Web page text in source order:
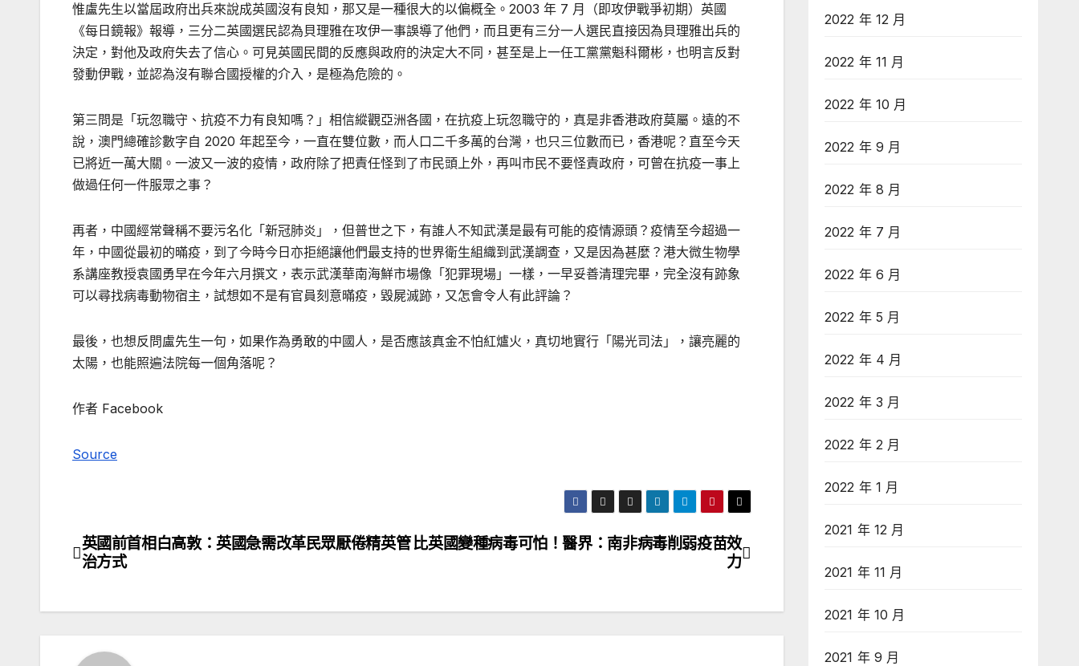
惟盧先生以當屆政府出兵來說成英國沒有良知，那又是一種很大的以偏概全。2003 年 7 月（即攻伊戰爭初期）英國
《每日鏡報》報導，三分二英國選民認為貝理雅在攻伊一事誤導了他們，而且更有三分一人選民直接因為貝理雅出兵的
決定，對他及政府失去了信心。可見英國民間的反應與政府的決定大不同，甚至是上一任工黨黨魁科爾彬，也明言反對
發動伊戰，並認為沒有聯合國授權的介入，是極為危險的。
第三問是「玩忽職守、抗疫不力有良知嗎？」相信縱觀亞洲各國，在抗疫上玩忽職守的，真是非香港政府莫屬。遠的不
說，澳門總確診數字自 2020 年起至今，一直在雙位數，而人口二千多萬的台灣，也只三位數而已，香港呢？直至今天
已將近一萬大關。一波又一波的疫情，政府除了把責任怪到了市民頭上外，再叫市民不要怪責政府，可曾在抗疫一事上
做過任何一件服眾之事？
再者，中國經常聲稱不要污名化「新冠肺炎」，但普世之下，有誰人不知武漢是最有可能的疫情源頭？疫情至今超過一
年，中國從最初的暪疫，到了今時今日亦拒絕讓他們最支持的世界衛生組織到武漢調查，又是因為甚麼？港大微生物學
系講座教授袁國勇早在今年六月撰文，表示武漢華南海鮮市場像「犯罪現場」一樣，一早妥善清理完畢，完全沒有跡象
可以尋找病毒動物宿主，試想如不是有官員刻意暪疫，毀屍滅跡，又怎會令人有此評論？
最後，也想反問盧先生一句，如果作為勇敢的中國人，是否應該真金不怕紅爐火，真切地實行「陽光司法」，讓亮麗的
太陽，也能照遍法院每一個角落呢？
作者 Facebook
Source
文
導
覽
比英國變種病毒可怕！醫界：南非病毒削弱疫苗效
力
英國前首相白高敦：英國急需改革民眾厭倦精英管
治方式
2022 年 12 月
2022 年 11 月
2022 年 10 月
2022 年 9 月
2022 年 8 月
2022 年 7 月
2022 年 6 月
2022 年 5 月
2022 年 4 月
2022 年 3 月
2022 年 2 月
2022 年 1 月
2021 年 12 月
2021 年 11 月
2021 年 10 月
2021 年 9 月